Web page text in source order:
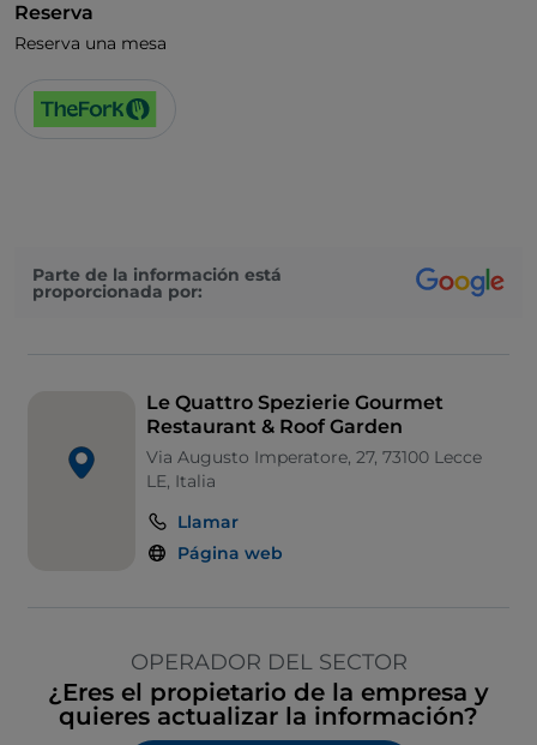
Reserva
Reserva una mesa
Parte de la información está
proporcionada por:
Le Quattro Spezierie Gourmet
Restaurant & Roof Garden
Via Augusto Imperatore, 27, 73100 Lecce
LE, Italia
Llamar
Página web
OPERADOR DEL SECTOR
¿Eres el propietario de la empresa y
quieres actualizar la información?